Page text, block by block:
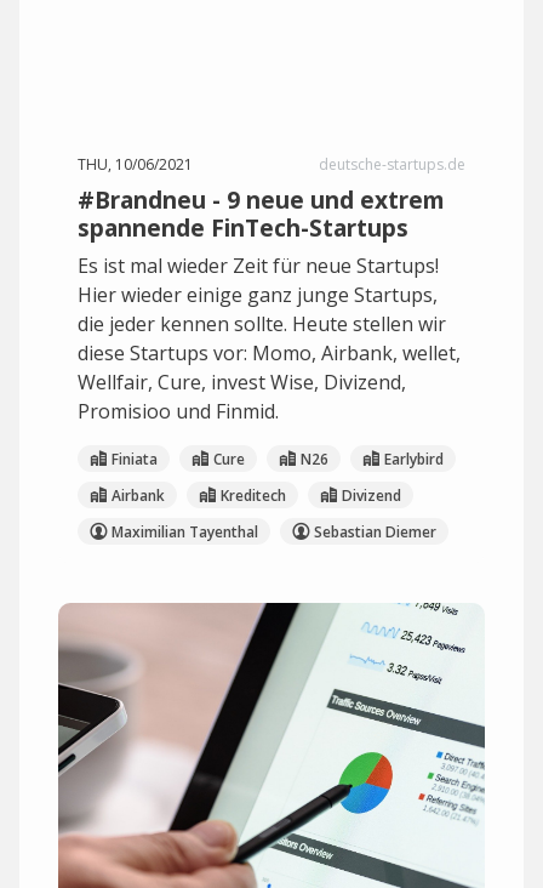
THU, 10/06/2021 deutsche-startups.de
#Brandneu - 9 neue und extrem
spannende FinTech-Startups
Es ist mal wieder Zeit für neue Startups!
Hier wieder einige ganz junge Startups,
die jeder kennen sollte. Heute stellen wir
diese Startups vor: Momo, Airbank, wellet,
Wellfair, Cure, invest Wise, Divizend,
Promisioo und Finmid.
Finiata Cure N26
Earlybird
Airbank
Kreditech
Divizend
Maximilian Tayenthal
Sebastian Diemer